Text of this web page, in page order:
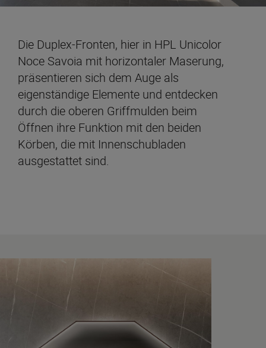
Die Duplex-Fronten, hier in HPL Unicolor
Noce Savoia mit horizontaler Maserung,
präsentieren sich dem Auge als
eigenständige Elemente und entdecken
durch die oberen Griffmulden beim
Öffnen ihre Funktion mit den beiden
Körben, die mit Innenschubladen
ausgestattet sind.